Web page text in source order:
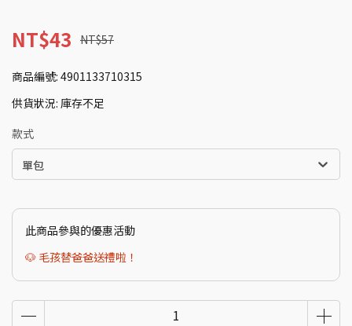
NT$43 NT$57
商品編號: 4901133710315
供貨狀況: 庫存不足
款式
單包
此商品參與的優惠活動
🐶 毛孩替爸爸送禮啦！